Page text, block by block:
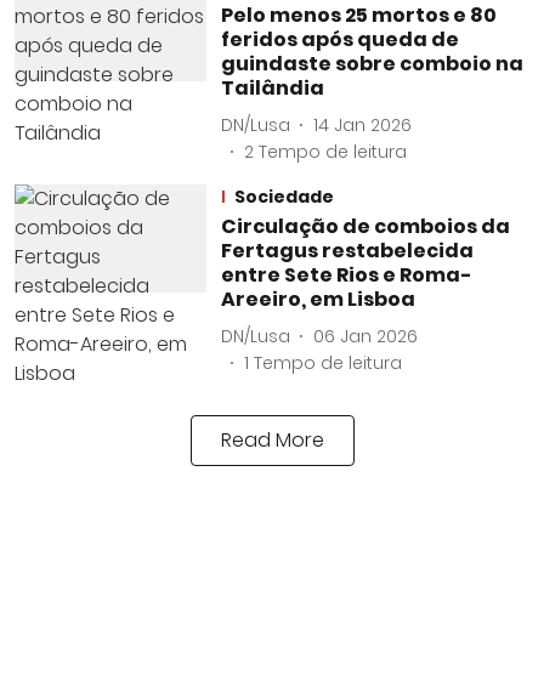
Pelo menos 25 mortos e 80
feridos após queda de
guindaste sobre comboio na
Tailândia
DN/Lusa
14 Jan 2026
2 Tempo de leitura
Sociedade
Circulação de comboios da
Fertagus restabelecida
entre Sete Rios e Roma-
Areeiro, em Lisboa
DN/Lusa
06 Jan 2026
1 Tempo de leitura
Read More